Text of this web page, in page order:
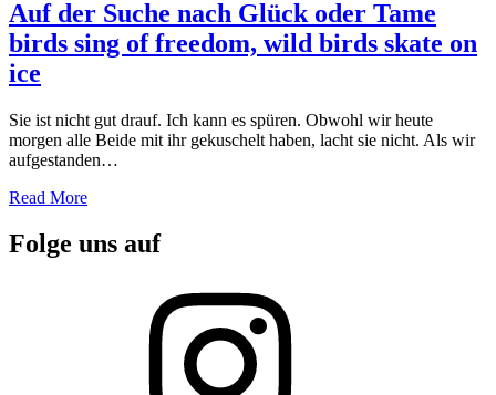
Auf der Suche nach Glück oder Tame
birds sing of freedom, wild birds skate on
ice
Sie ist nicht gut drauf. Ich kann es spüren. Obwohl wir heute
morgen alle Beide mit ihr gekuschelt haben, lacht sie nicht. Als wir
aufgestanden…
Read More
Folge uns auf